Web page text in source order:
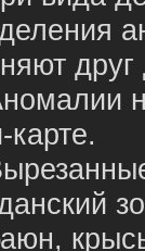
друг
карте.